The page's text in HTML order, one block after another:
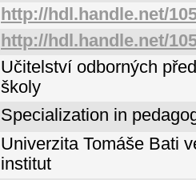
http://hdl.handle.net/
http://hdl.handle.net/
Učitelství odborných
školy
Specialization in
Univerzita Tomáše Bati
institut